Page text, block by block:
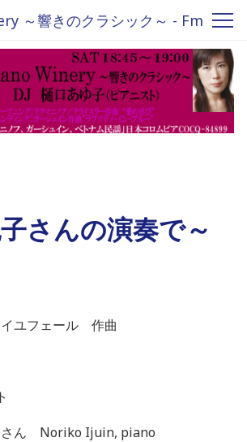
～響きのクラシック～ - Fm
さんの演奏で～
イユフェール 作曲
さん Noriko Ijuin, piano